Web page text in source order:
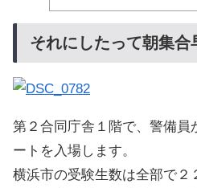
それにしたって朝集合
第２合同庁舎１階で、警備員
ートを入場します。
横浜市の受験生数は全部で２